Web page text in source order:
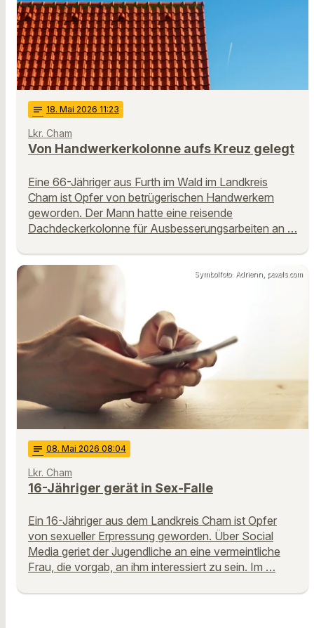
notes 18. Mai 2026 11:23
Lkr. Cham
Von Handwerkerkolonne aufs Kreuz gelegt
Eine 66-Jähriger aus Furth im Wald im Landkreis
Cham ist Opfer von betrügerischen Handwerkern
geworden. Der Mann hatte eine reisende
Dachdeckerkolonne für Ausbesserungsarbeiten an …
Symbolfoto: Adrienn, pexels.com
notes 08. Mai 2026 08:04
Lkr. Cham
16-Jähriger gerät in Sex-Falle
Ein 16-Jähriger aus dem Landkreis Cham ist Opfer
von sexueller Erpressung geworden. Über Social
Media geriet der Jugendliche an eine vermeintliche
Frau, die vorgab, an ihm interessiert zu sein. Im …